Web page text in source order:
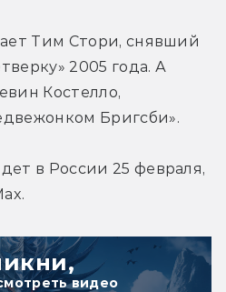
Тим Стори, снявший
2005 года. А
Костелло,
Бригсби».
в России 25 февраля,
видео